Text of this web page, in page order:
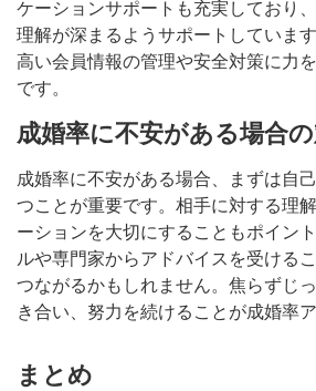
ケーションサポートも充実しており
理解が深まるようサポートしていま
高い会員情報の管理や安全対策に力
です。
成婚率に不安がある場合
成婚率に不安がある場合、まずは自
つことが重要です。相手に対する理
ーションを大切にすることもポイン
ルや専門家からアドバイスを受ける
つながるかもしれません。焦らずじ
き合い、努力を続けることが成婚率
まとめ